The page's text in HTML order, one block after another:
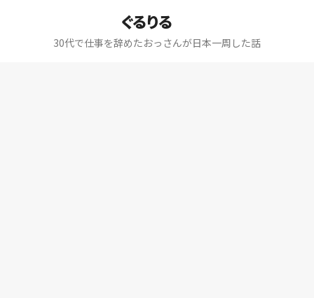
ぐるりる
30代で仕事を辞めたおっさんが日本一周した話